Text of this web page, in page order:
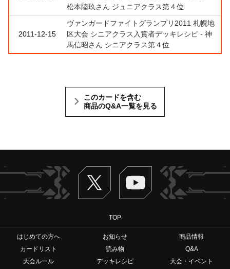
松本陸玖さん ジュニアクラス第４位
2011-12-15
ヴァンガードファイトグランプリ2011 札幌地
区大会 シニアクラス入賞者デッキレシピ - 神
馬信昭さん シニアクラス第４位
このカードを含む
商品のQ&A一覧を見る
Twitter ヴァンガードch
TOP
はじめての方へ お知らせ
商品情報
カードリスト
読み物
Q&A
大会ルール
デッキレシピ
大会・イベント